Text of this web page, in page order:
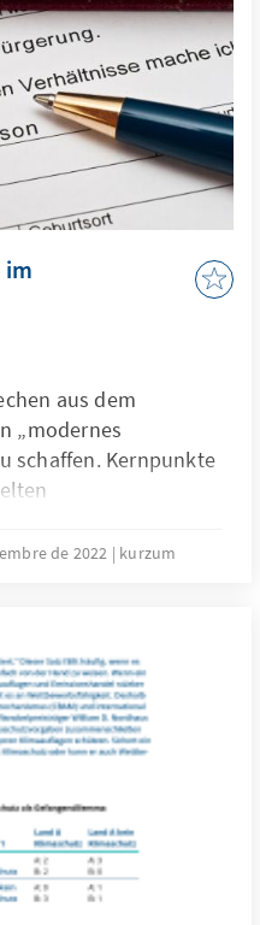
im
aus dem
„modernes
schaffen. Kernpunkte
Diese soll
bereits nach drei
die Einbürgerung,
wird, sind nur
in Sachen
von Fragen zu
de 2022 kurzum